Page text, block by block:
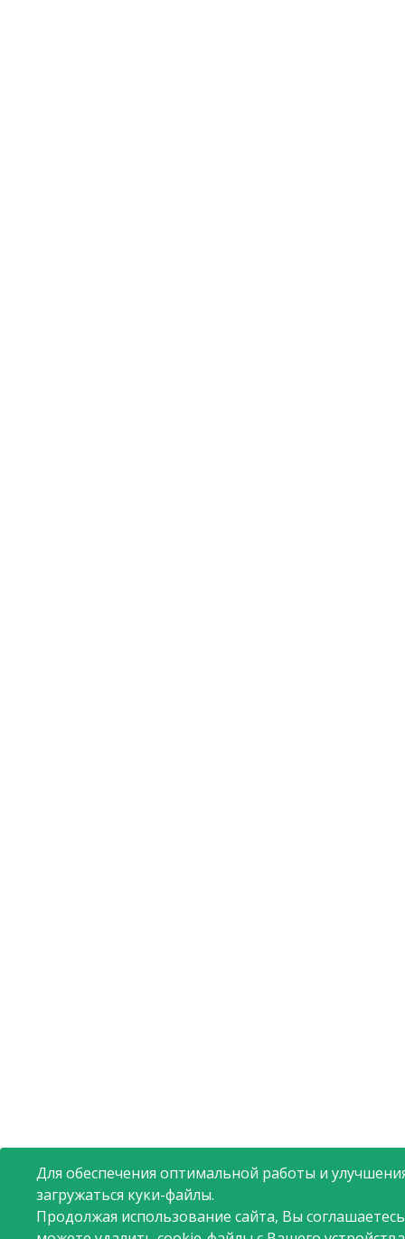
Для обеспечения оптимальной работы и
загружаться куки-файлы.
Продолжая использование сайта, Вы